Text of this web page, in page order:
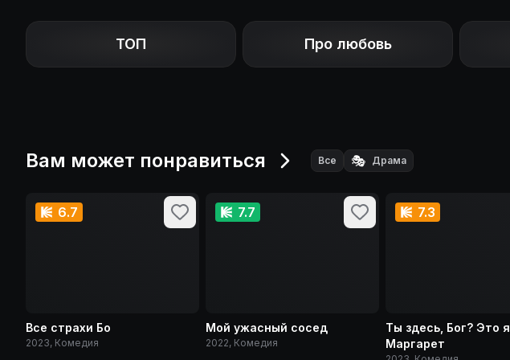
ТОП Про любовь
Вам может понравиться Все 🎭 Драма
6.7
Все страхи Бо
2023, Комедия
7.7
Мой ужасный сосед
2022, Комедия
7.3
Ты здесь, Бог? Это я,
Маргарет